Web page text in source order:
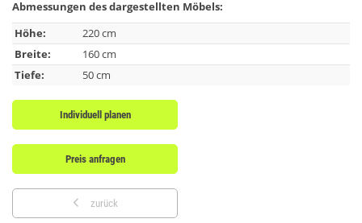
Abmessungen des dargestellten Möbels:
Höhe:
220 cm
Breite:
160 cm
Tiefe:
50 cm
Individuell planen
Preis anfragen
zurück